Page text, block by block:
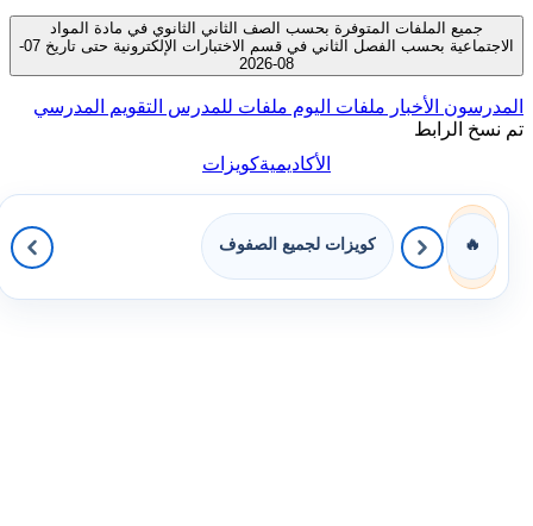
جميع الملفات المتوفرة بحسب الصف الثاني الثانوي في مادة المواد
الاجتماعية بحسب الفصل الثاني في قسم الاختبارات الإلكترونية حتى تاريخ 07-
08-2026
المدرسون الأخبار ملفات اليوم ملفات للمدرس التقويم المدرسي
تم نسخ الرابط
الأكاديميةكويزات
🔥 كويزات لجميع الصفوف